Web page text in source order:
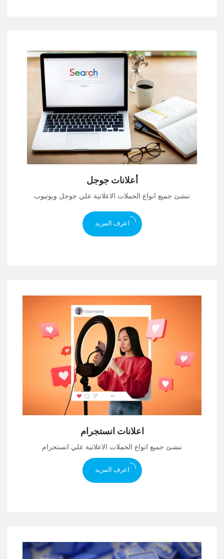
أعلانات جوجل
ننشئ جميع انواع الحملات الاعلانية علي جوجل ويوتيوب
اعرف المزيد
اعلانات انستجرام
ننشئ جميع انواع الحملات الاعلانية علي انستجرام
اعرف المزيد